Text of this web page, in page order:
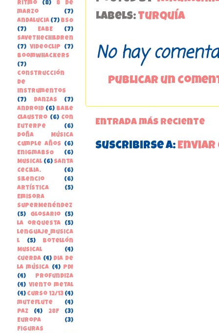
Labels: Turquía
No hay
Publicar un
Entrada más reciente
Suscribirse a: Enviar
Ritmo (8)
8 de
marzo
(7)
Andalucia (7) BSO
(7)
EABE
(7)
SaveTheChildren
(7) Videoclip
(7)
boomwhackers
(7)
construcción
de
instrumentos
(7)
danzas
(7)
Android (6) Baile
Claustro (6) Con
Euterpe
(6)
Doña Música
cumple años
(6)
EnigmaBSO
(6)
Musical (6) Santa
Cecilia.
(6)
Silencio
(6)
Artística
(5)
Emisora
SuperMenéndez
(5)
Glosario
(5)
la orquesta
(5)
lenguaje_musica
l
(5)
Botellón
Musical
(4)
Cuerda (4) Dia de
la música (4) PDI
(4)
Profundiza
(4) Viento metal
(4) curso 12/13 (4)
muteflute
(4)
paz
(4) 28F
(3)
Europa
(3)
Figuras